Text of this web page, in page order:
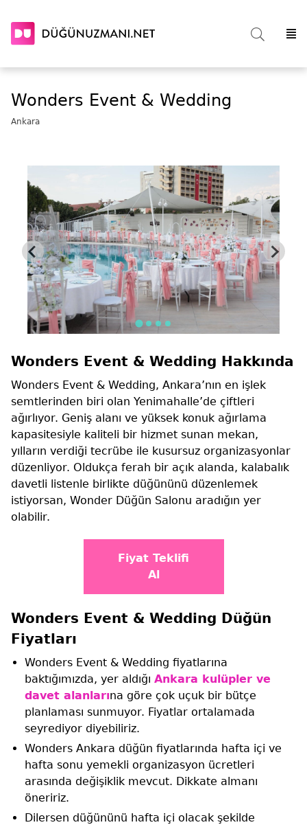
Wonders Event & Wedding
Ankara
Wonders Event & Wedding Hakkında
Wonders Event & Wedding, Ankara’nın en işlek
semtlerinden biri olan Yenimahalle’de çiftleri
ağırlıyor. Geniş alanı ve yüksek konuk ağırlama
kapasitesiyle kaliteli bir hizmet sunan mekan,
yılların verdiği tecrübe ile kusursuz organizasyonlar
düzenliyor. Oldukça ferah bir açık alanda, kalabalık
davetli listenle birlikte düğününü düzenlemek
istiyorsan, Wonder Düğün Salonu aradığın yer
olabilir.
Fiyat Teklifi
Al
Wonders Event & Wedding Düğün
Fiyatları
Wonders Event & Wedding fiyatlarına
baktığımızda, yer aldığı Ankara kulüpler ve
davet alanlarına göre çok uçuk bir bütçe
planlaması sunmuyor. Fiyatlar ortalamada
seyrediyor diyebiliriz.
Wonders Ankara düğün fiyatlarında hafta içi ve
hafta sonu yemekli organizasyon ücretleri
arasında değişiklik mevcut. Dikkate almanı
öneririz.
Dilersen düğününü hafta içi olacak şekilde